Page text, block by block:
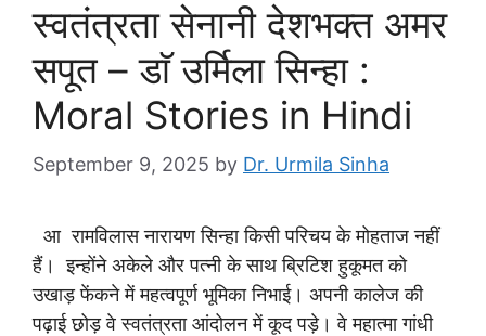
स्वतंत्रता सेनानी देशभक्त अमर
सपूत – डाॅ उर्मिला सिन्हा :
Moral Stories in Hindi
September 9, 2025 by Dr. Urmila Sinha
आ रामविलास नारायण सिन्हा किसी परिचय के मोहताज नहीं
हैं। इन्होंने अकेले और पत्नी के साथ ब्रिटिश हुकूमत को
उखाड़ फेंकने में महत्वपूर्ण भूमिका निभाई। अपनी कालेज की
पढ़ाई छोड़ वे स्वतंत्रता आंदोलन में कूद पड़े। वे महात्मा गांधी